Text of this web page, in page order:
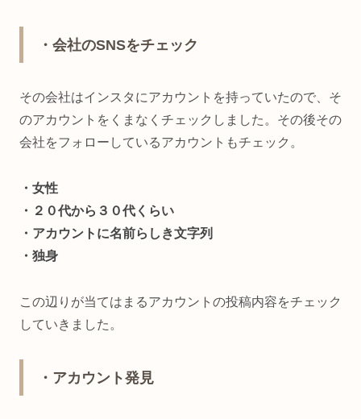
・会社のSNSをチェック
その会社はインスタにアカウントを持っていたので、そ
のアカウントをくまなくチェックしました。その後その
会社をフォローしているアカウントもチェック。
・女性
・２０代から３０代くらい
・アカウントに名前らしき文字列
・独身
この辺りが当てはまるアカウントの投稿内容をチェック
していきました。
・アカウント発見